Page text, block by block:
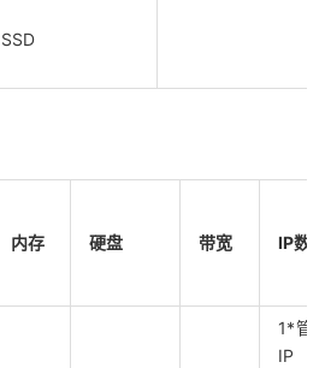
内存 硬盘 带宽 IP数
1*管
IP